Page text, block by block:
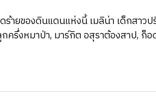
ร้ายของดินแดนแห่งนี้ เมลิน่า เด็กสาว
ครึ่งหมาป่า, มาร์กิต อสุราต้องสาป, ก็